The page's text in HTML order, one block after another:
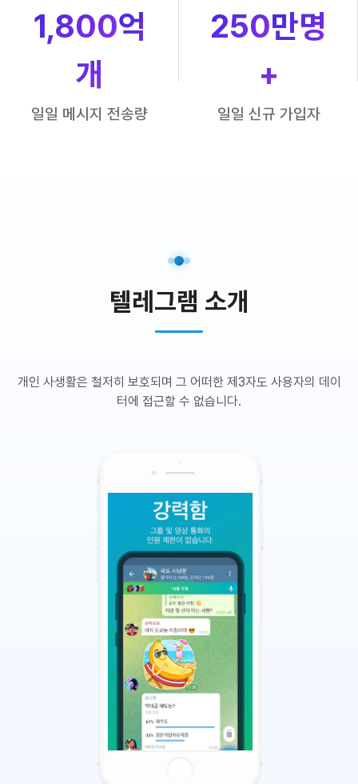
1,800억
개
일일 메시지 전송량
250만명
+
일일 신규 가입자
텔레그램 소개
개인 사생활은 철저히 보호되며 그 어떠한 제3자도 사용자의 데이
터에 접근할 수 없습니다.